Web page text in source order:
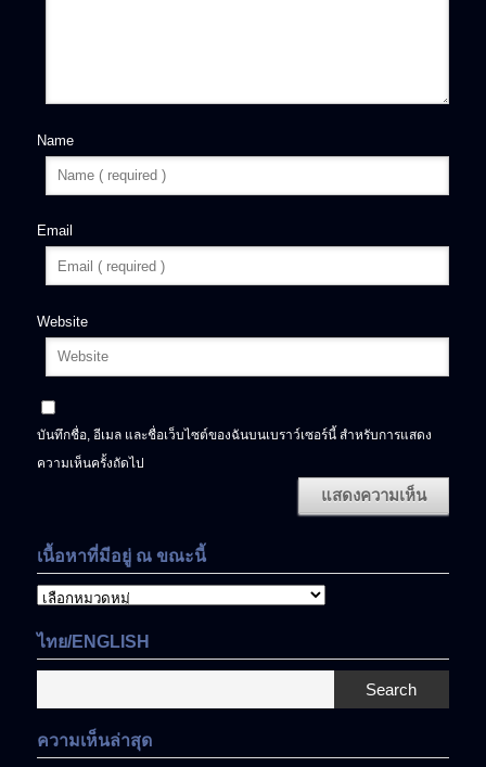
Name
Email
Website
บันทึกชื่อ, อีเมล และชื่อเว็บไซต์ของฉันบนเบราว์เซอร์นี้ สำหรับการแสดง
ความเห็นครั้งถัดไป
เนื้อหาที่มีอยู่ ณ ขณะนี้
เนื้อหา
มี
อยู่
ไทย/ENGLISH
Search
ความเห็นล่าสุด